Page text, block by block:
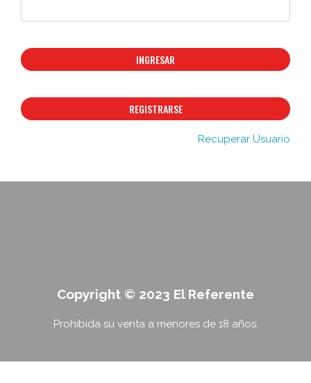
INGRESAR
REGISTRARSE
Recuperar Usuario
Copyright © 2023 El Referente
Prohibida su venta a menores de 18 años.